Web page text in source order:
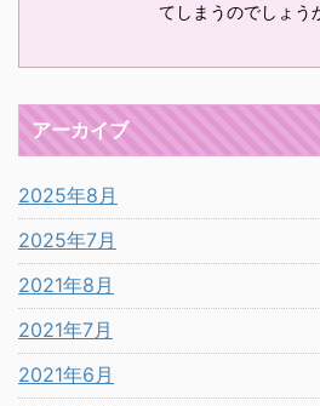
てしまうのでしょう
アーカイブ
2025年8月
2025年7月
2021年8月
2021年7月
2021年6月